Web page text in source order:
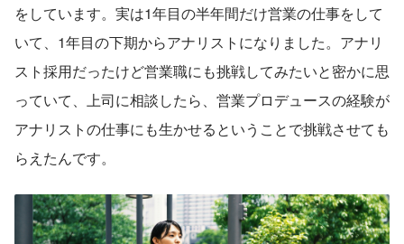
をしています。実は1年目の半年間だけ営業の仕事をして
いて、1年目の下期からアナリストになりました。アナリ
スト採用だったけど営業職にも挑戦してみたいと密かに思
っていて、上司に相談したら、営業プロデュースの経験が
アナリストの仕事にも生かせるということで挑戦させても
らえたんです。